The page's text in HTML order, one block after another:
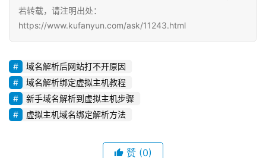
若转载，请注明出处：
https://www.kufanyun.com/ask/11243.html
域名解析后网站打不开原因
域名解析绑定虚拟主机教程
新手域名解析到虚拟主机步骤
虚拟主机域名绑定解析方法
赞 (0)